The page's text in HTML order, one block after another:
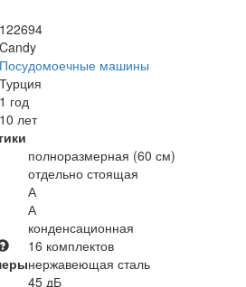
122694
Candy
Посудомоечные машины
Турция
1 год
10 лет
полноразмерная (60 см)
отдельно стоящая
А
А
конденсационная
16 комплектов
нержавеющая сталь
45 дБ